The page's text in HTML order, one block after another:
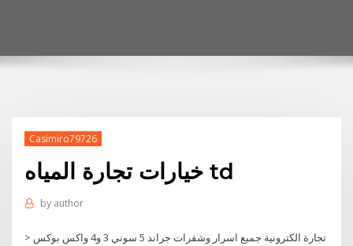
Casimiro79726
خيارات تجارة المياه td
by author
> تجارة الكترونية جميع اسرار وشفرات جراند 5 سوني 3 و4 واكس بوكس